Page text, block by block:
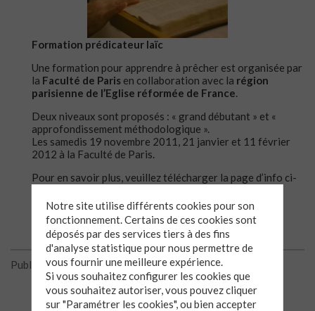
Formation prédicateur laïc
Une formation pour apprendre à prêcher est organisée par
la Faculté de Paris en collaboration avec la région
parisienne de l’Eglise réformée de France.
Deux niveaux sont proposés : « grand débutant » et «
approfondissement méthodologique ».
Les samedis 19 novembre 2011, 21 janvier et 11 février
2012 à la Faculté de Paris.
Pour en savoir plus, veuillez télécharger la page d’info ci-
Publié le 21/10/2011
Notre site utilise différents cookies pour son
fonctionnement. Certains de ces cookies sont
déposés par des services tiers à des fins
d'analyse statistique pour nous permettre de
vous fournir une meilleure expérience.
Si vous souhaitez configurer les cookies que
vous souhaitez autoriser, vous pouvez cliquer
sur "Paramétrer les cookies", ou bien accepter